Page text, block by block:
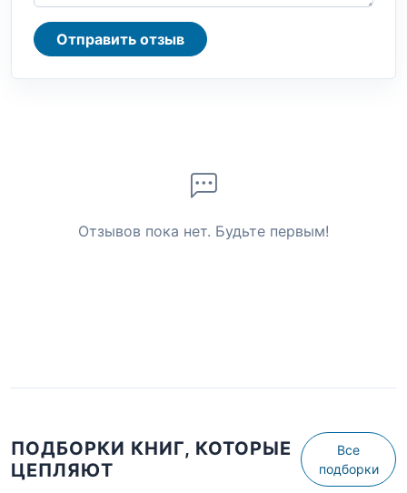
Отправить отзыв
Отзывов пока нет. Будьте первым!
ПОДБОРКИ КНИГ, КОТОРЫЕ
ЦЕПЛЯЮТ
Все
подборки